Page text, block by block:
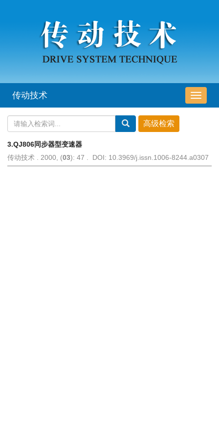
导
航
传动技术
3.QJ806同步器型变速器
传动技术 . 2000, (03): 47 . DOI: 10.3969/j.issn.1006-8244.a0307